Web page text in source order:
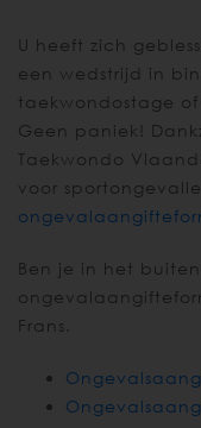
U heeft zich
een wedstrijd in
taekwondostage
Geen paniek!
Taekwondo
voor
Ben je in het
Frans.